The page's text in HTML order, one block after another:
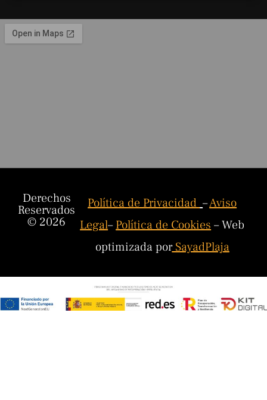
Derechos
Reservados
© 2026
Política de Privacidad–Aviso
Legal–Política de Cookies– Web
optimizada porSayadPlaja